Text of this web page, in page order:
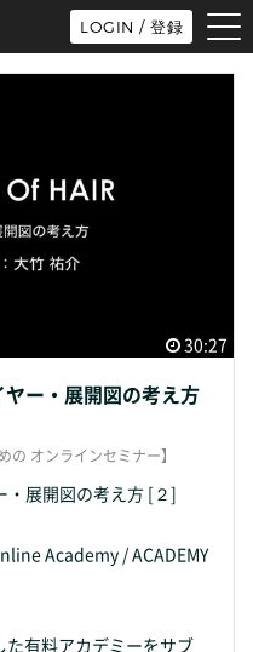
LOGIN / 登録
30:27
ヤー・展開図の考え方
オンラインセミナー】
・展開図の考え方 [２]
Academy / ACADEMY
有料アカデミーをサブ